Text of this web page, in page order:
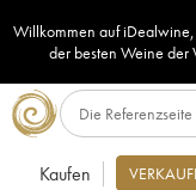
Willkommen auf iDealwine,
der besten Weine der
Kaufen